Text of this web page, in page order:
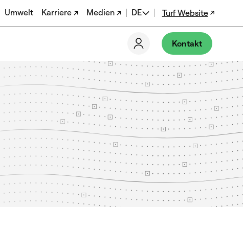
Turf Website
Umwelt Karriere ↗ Medien ↗ DE
FR
PT-BR
EN-US
Kontakt